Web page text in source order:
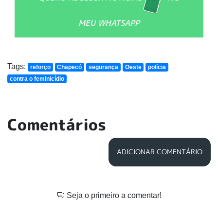
MEU WHATSAPP
Tags: reforço Chapecó segurança Oeste
polícia
contra o feminicídio
Comentários
ADICIONAR COMENTÁRIO
Seja o primeiro a comentar!